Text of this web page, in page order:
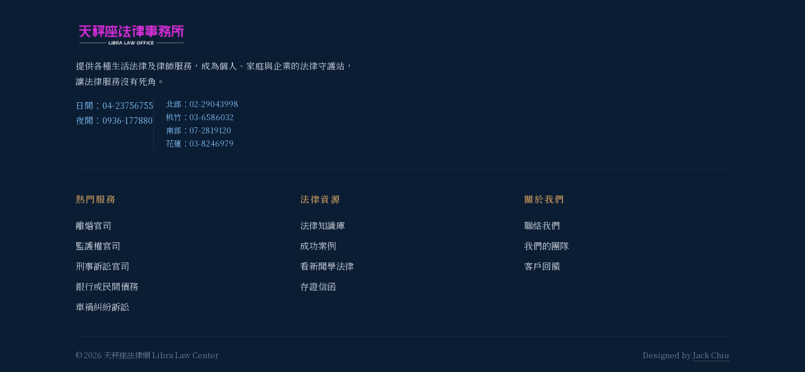
提供各種生活法律及律師服務，成為個人、家庭與企業的法律守護站，
讓法律服務沒有死角。
日間：04-23756755
夜間：0936-177880
北部：02-29043998
桃竹：03-6586032
南部：07-2819120
花蓮：03-8246979
熱門服務
離婚官司
監護權官司
刑事訴訟官司
銀行或民間債務
車禍糾紛訴訟
法律資源
法律知識庫
成功案例
看新聞學法律
存證信函
關於我們
聯絡我們
我們的團隊
客戶回饋
© 2026 天秤座法律網 Libra Law Center Designed byJack Chiu